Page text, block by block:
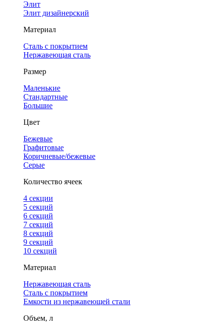
Элит
Элит дизайнерский
Материал
Сталь с покрытием
Нержавеющая сталь
Размер
Маленькие
Стандартные
Большие
Цвет
Бежевые
Графитовые
Коричневые/бежевые
Серые
Количество ячеек
4 cекции
5 секций
6 секций
7 секций
8 секций
9 секций
10 секций
Материал
Нержавеющая сталь
Сталь с покрытием
Емкости из нержавеющей стали
Объем, л